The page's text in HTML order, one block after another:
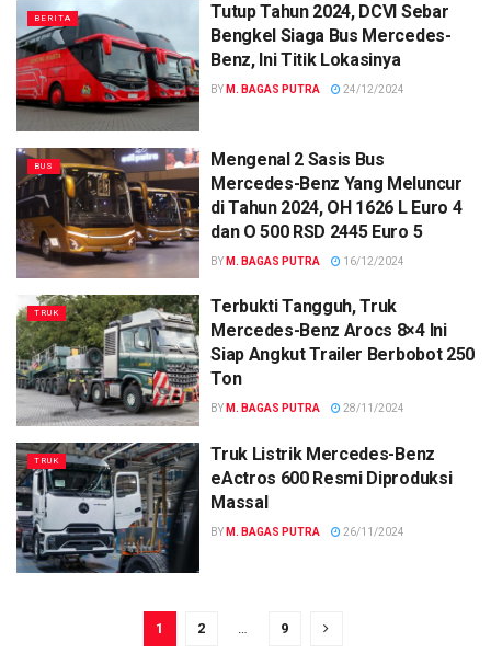
BERITA
Tutup Tahun 2024, DCVI Sebar
Bengkel Siaga Bus Mercedes-
Benz, Ini Titik Lokasinya
BY M. BAGAS PUTRA 24/12/2024
BUS
Mengenal 2 Sasis Bus
Mercedes-Benz Yang Meluncur
di Tahun 2024, OH 1626 L Euro 4
dan O 500 RSD 2445 Euro 5
BY M. BAGAS PUTRA 16/12/2024
TRUK
Terbukti Tangguh, Truk
Mercedes-Benz Arocs 8×4 Ini
Siap Angkut Trailer Berbobot 250
Ton
BY M. BAGAS PUTRA 28/11/2024
TRUK
Truk Listrik Mercedes-Benz
eActros 600 Resmi Diproduksi
Massal
BY M. BAGAS PUTRA 26/11/2024
1 2 … 9